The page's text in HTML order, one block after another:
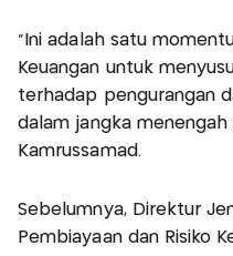
"Ini adalah satu
Keuangan untuk
terhadap pengurangan
dalam jangka menengah
Kamrussamad.
Sebelumnya, Direktur
Pembiayaan dan Risiko